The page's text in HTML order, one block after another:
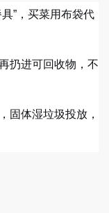
”，买菜用布袋代
扔进可回收物，不
固体湿垃圾投放，